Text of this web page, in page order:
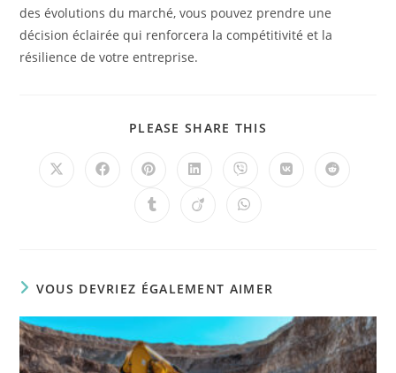
des évolutions du marché, vous pouvez prendre une
décision éclairée qui renforcera la compétitivité et la
résilience de votre entreprise.
PLEASE SHARE THIS
VOUS DEVRIEZ ÉGALEMENT AIMER